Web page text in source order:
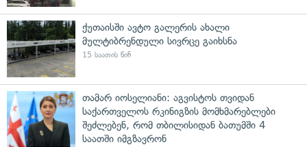
ქუთაისში ავტო გალერის ახალი
მულტიბრენდული სივრცე გაიხსნა
15 საათის წინ
თამარ იოსელიანი: აგვისტოს თვიდან
საქართველოს რკინიგზის მომხმარებლები
შეძლებენ, რომ თბილისიდან ბათუმში 4
საათში იმგზავრონ